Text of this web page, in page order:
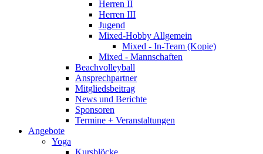
Herren II
Herren III
Jugend
Mixed-Hobby Allgemein
Mixed - In-Team (Kopie)
Mixed - Mannschaften
Beachvolleyball
Ansprechpartner
Mitgliedsbeitrag
News und Berichte
Sponsoren
Termine + Veranstaltungen
Angebote
Yoga
Kursblöcke